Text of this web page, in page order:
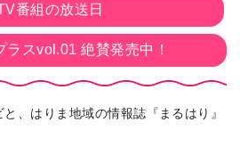
番組の放送日
ラスvol.01 絶賛発売中！
、はりま地域の情報誌『まるはり』